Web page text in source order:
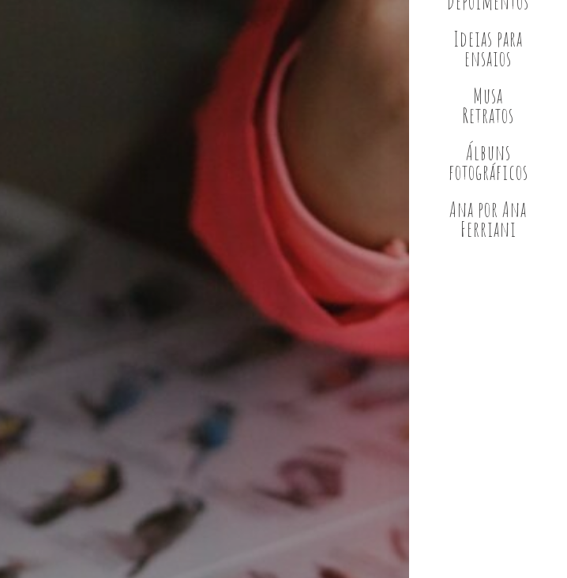
Ideias para
ensaios
Musa
Retratos
Álbuns
fotográficos
Ana por Ana
Ferriani